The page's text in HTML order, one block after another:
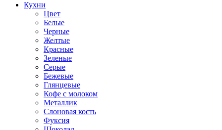
Кухни
Цвет
Белые
Черные
Желтые
Красные
Зеленые
Серые
Бежевые
Глянцевые
Кофе с молоком
Металлик
Слоновая кость
Фуксия